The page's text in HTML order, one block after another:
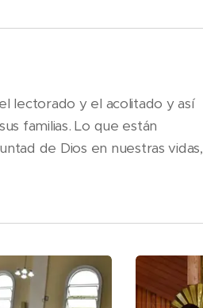
lectorado y el acolitado y así
familias. Lo que están
de Dios en nuestras vidas,